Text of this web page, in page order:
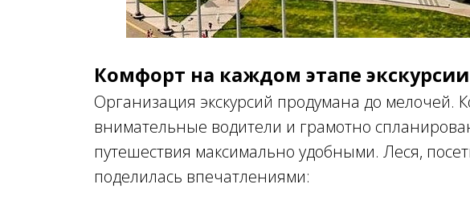
Комфорт на каждом этапе экскурсии
Организация экскурсий продумана до мелочей.
внимательные водители и грамотно
путешествия максимально удобными. Леся,
поделилась впечатлениями: